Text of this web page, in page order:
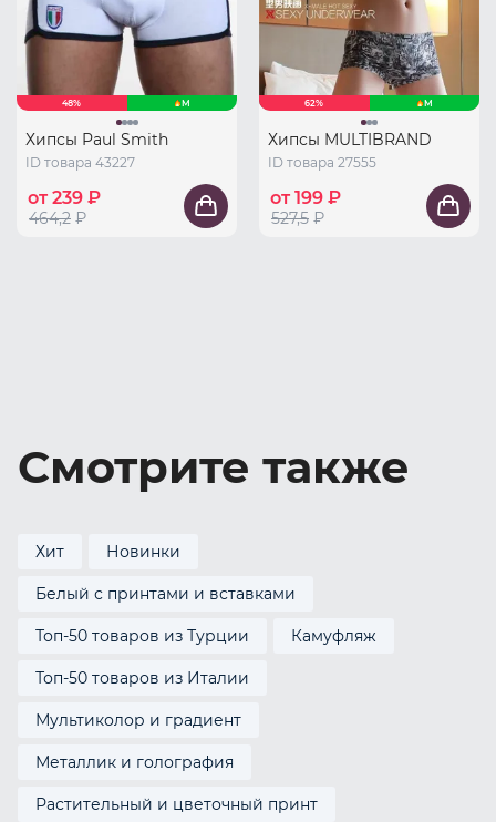
48% M
Хипсы Paul Smith
ID товара 43227
от 239 ₽
464,2 ₽
62% M
Хипсы MULTIBRAND
ID товара 27555
от 199 ₽
527,5 ₽
Смотрите также
Хит Новинки
Белый с принтами и вставками
Топ-50 товаров из Турции Камуфляж
Топ-50 товаров из Италии
Мультиколор и градиент
Металлик и голография
Растительный и цветочный принт